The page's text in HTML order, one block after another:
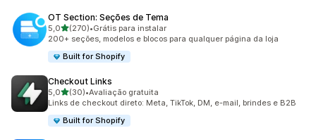
OT Section: Seções de Tema
5,0de 5 estrelas
(270)
270 avaliações ao todo
•Grátis para instalar
200+ seções, modelos e blocos para qualquer página da loja
Built for Shopify
Checkout Links
5,0de 5 estrelas
(30)
30 avaliações ao todo
•Avaliação gratuita
Links de checkout direto: Meta, TikTok, DM, e-mail, brindes e B2B
Built for Shopify